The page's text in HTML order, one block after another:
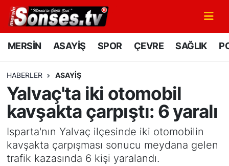
MERSİN ASAYİŞ SPOR ÇEVRE SAĞLIK
HABERLER ASAYİŞ
Yalvaç'ta iki otomobil
kavşakta çarpıştı: 6 yaralı
Isparta'nın Yalvaç ilçesinde iki otomobilin
kavşakta çarpışması sonucu meydana gelen
trafik kazasında 6 kişi yaralandı.
MERSİN
SPOR
GÜNÜN MANŞETİ
DÜNYA
Mersin Nöbetçi Eczaneler
Mersin Namaz Vakitleri
Mersin Trafik Yoğunluk Haritası
Süper Lig Puan Durumu ve Fikstür